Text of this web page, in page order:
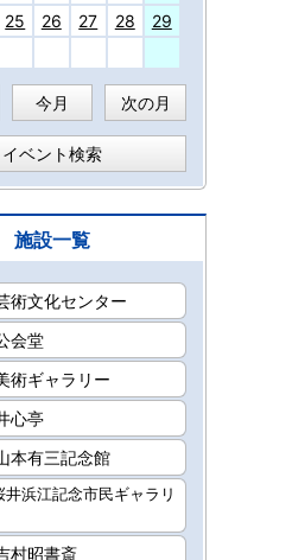
25 26 27 28
29
今月 次の月
イベント検索
施設一覧
術文化センター
会堂
術ギャラリー
心亭
本有三記念館
井浜江記念市民ギャラリ
村昭書斎